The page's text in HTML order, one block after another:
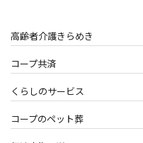
高齢者介護きらめき
コープ共済
くらしのサービス
コープのペット葬